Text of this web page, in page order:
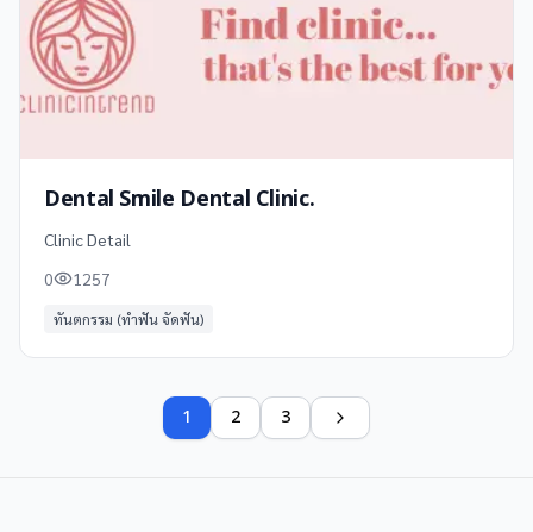
Dental Smile Dental Clinic.
Clinic Detail
0
1257
ทันตกรรม (ทำฟัน จัดฟัน)
1 2 3